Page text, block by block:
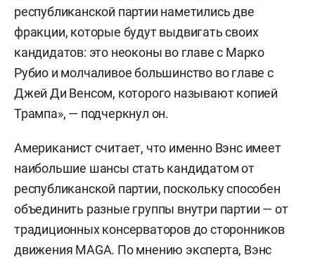
республиканской партии наметились две
фракции, которые будут выдвигать своих
кандидатов: это неоконы во главе с Марко
Рубио и молчаливое большинство во главе с
Джей Ди Венсом, которого называют копией
Трампа», — подчеркнул он.
Американист считает, что именно Вэнс имеет
наибольшие шансы стать кандидатом от
республиканской партии, поскольку способен
объединить разные группы внутри партии — от
традиционных консерваторов до сторонников
движения MAGA. По мнению эксперта, Вэнс